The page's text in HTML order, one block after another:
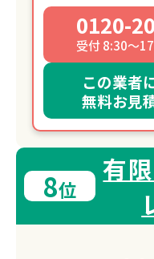
0120-
受付 8:30～
この業者
無料お見
8位
有